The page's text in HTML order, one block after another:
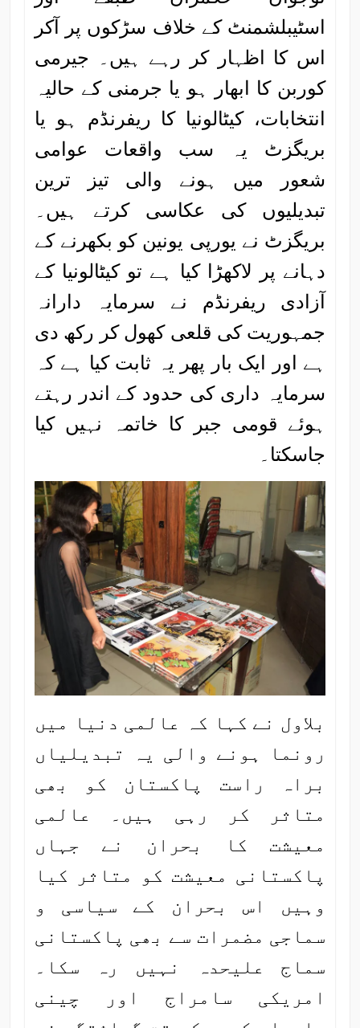
اسٹیبلشمنٹ کے خلاف سڑکوں پر آکر
اس کا اظہار کر رہے ہیں۔ جیرمی
کوربن کا ابھار ہو یا جرمنی کے حالیہ
انتخابات، کیٹالونیا کا ریفرنڈم ہو یا
بریگزٹ یہ سب واقعات عوامی
شعور میں ہونے والی تیز ترین
تبدیلیوں کی عکاسی کرتے ہیں۔
بریگزٹ نے یورپی یونین کو بکھرنے کے
دہانے پر لاکھڑا کیا ہے تو کیٹالونیا کے
آزادی ریفرنڈم نے سرمایہ دارانہ
جمہوریت کی قلعی کھول کر رکھ دی
ہے اور ایک بار پھر یہ ثابت کیا ہے کہ
سرمایہ داری کی حدود کے اندر رہتے
ہوئے قومی جبر کا خاتمہ نہیں کیا
جاسکتا۔
بلاول نے کہا کہ عالمی دنیا میں
رونما ہونے والی یہ تبدیلیاں
براہ راست پاکستان کو بھی
متاثر کر رہی ہیں۔ عالمی
معیشت کا بحران نے جہاں
پاکستانی معیشت کو متاثر کیا
وہیں اس بحران کے سیاسی و
سماجی مضمرات سے بھی پاکستانی
سماج علیحدہ نہیں رہ سکا۔
امریکی سامراج اور چینی